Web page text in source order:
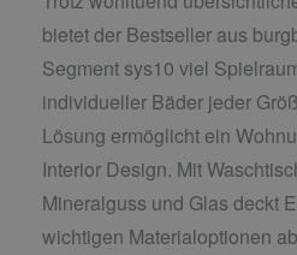
bietet der Bestseller aus
Segment sys10 viel
individueller Bäder jeder
Lösung ermöglicht ein
Interior Design. Mit
Mineralguss und Glas deckt
wichtigen Materialoptionen